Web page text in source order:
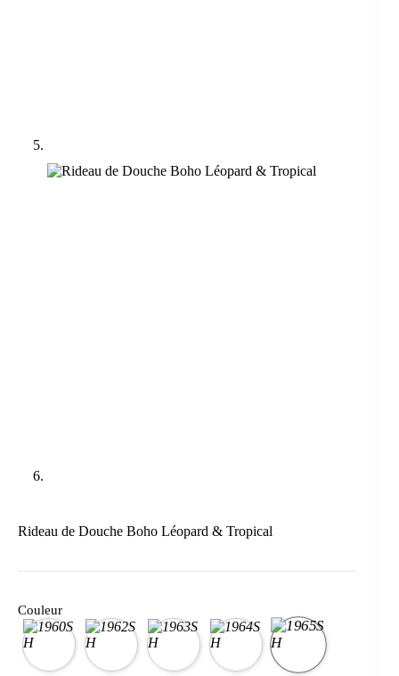
Rideau de Douche Boho Léopard & Tropical
Couleur